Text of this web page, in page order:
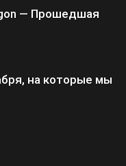
— Прошедшая
на которые мы